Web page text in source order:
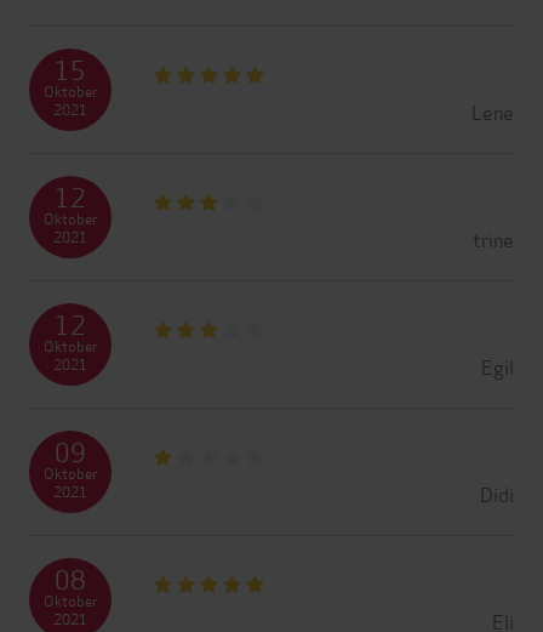
Lene
15
Oktober
2021
trine
12
Oktober
2021
Egil
12
Oktober
2021
Didi
09
Oktober
2021
Eli
08
Oktober
2021